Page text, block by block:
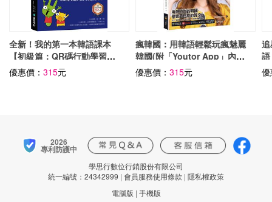
全新！我的第一本韓語課本
【初級篇：QR碼行動學習
版】：最多韓語老師指定教
材，適用完全初學、從零開始
優惠價： 315元
瘋韓國：用韓語輕鬆玩瘋魅麗
韓國(附「Youtor App」內含
VRP虛擬點讀筆)
優惠價：315元
2026
專利防護中
學思行數位行銷股份有限公司
統一編號：24342999 | 會員服務使用條款 | 隱私權政策
電腦版 | 手機版